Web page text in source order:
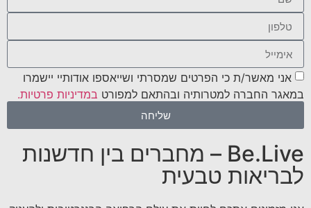
אני מאשר/ת כי הפרטים שמסרתי ושייאספו אודותיי יישמרו
במאגר החברה למטרותיה ובהתאם למפורט במדיניות פרטיות.
שליחה
Be.Live – מחברים בין חדשנות
לבריאות טבעית